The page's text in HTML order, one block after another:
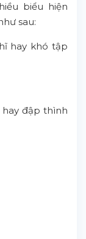
biểu hiện
sau:
hay khó tập
đập thình